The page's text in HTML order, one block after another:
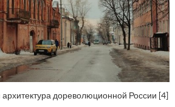
дореволюционной России [4]